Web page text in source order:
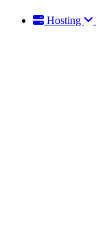
Hosting